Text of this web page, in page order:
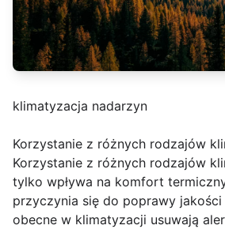
klimatyzacja nadarzyn
Korzystanie z różnych rodzajów
Korzystanie z różnych rodzajów
tylko wpływa na komfort
przyczynia się do poprawy
obecne w klimatyzacji usuwają